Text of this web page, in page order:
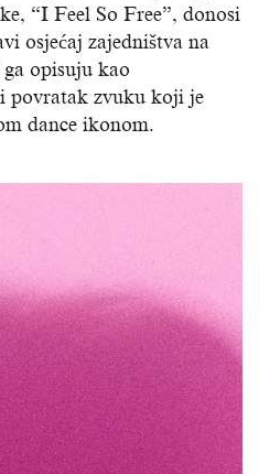
“I Feel So Free”, donosi
osjećaj zajedništva na
opisuju kao
povratak zvuku koji je
dance ikonom.